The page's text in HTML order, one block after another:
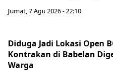
Jumat, 7 Agu 2026 - 22:10
Diduga Jadi Lokasi Open
Kontrakan di Babelan
Warga